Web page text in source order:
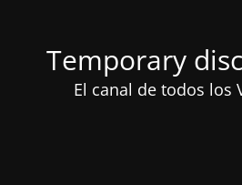
Temporary
El canal de todos los